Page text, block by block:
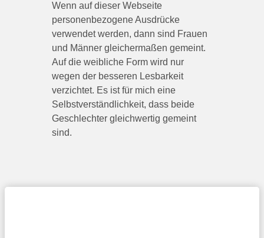
Wenn auf dieser Webseite
personenbezogene Ausdrücke
verwendet werden, dann sind Frauen
und Männer gleichermaßen gemeint.
Auf die weibliche Form wird nur
wegen der besseren Lesbarkeit
verzichtet. Es ist für mich eine
Selbstverständlichkeit, dass beide
Geschlechter gleichwertig gemeint
sind.